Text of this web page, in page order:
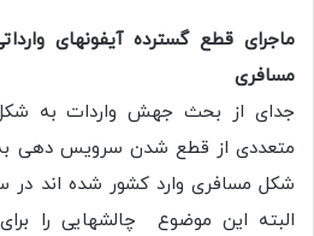
ماجرای قطع گسترده آیفونهای
مسافری
جدای از بحث جهش واردات به شکل
متعددی از قطع شدن سرویس دهی به
شکل مسافری وارد کشور شده اند
البته این موضوع چالشهایی را